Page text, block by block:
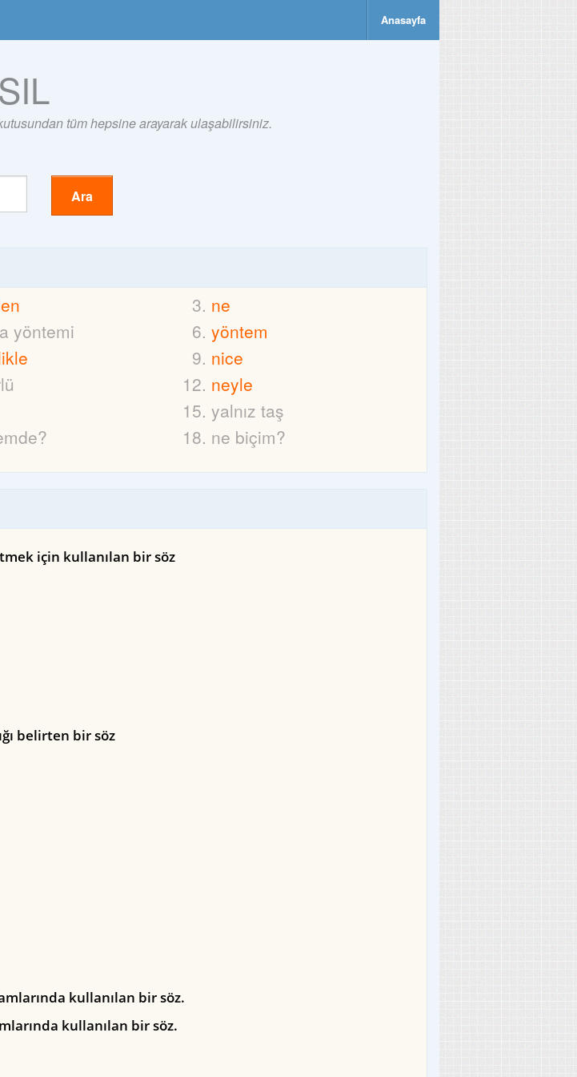
Anasayfa
tüm hepsine arayarak ulaşabilirsiniz.
Ara
ne
yöntemi
yöntem
nice
neyle
yalnız taş
ne biçim?
için kullanılan bir söz
belirten bir söz
kullanılan bir söz.
kullanılan bir söz.